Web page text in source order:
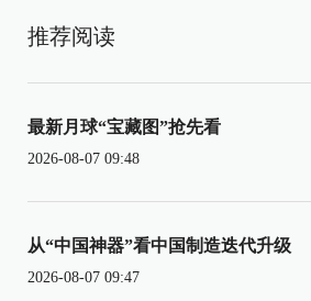
推荐阅读
最新月球“宝藏图”抢先看
2026-08-07 09:48
从“中国神器”看中国制造迭代升级
2026-08-07 09:47